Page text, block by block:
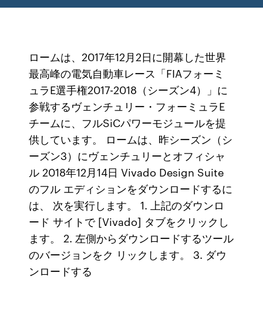
ロームは、2017年12月2日に開幕した世界
最高峰の電気自動車レース「FIAフォーミ
ュラE選手権2017-2018（シーズン4）」に
参戦するヴェンチュリー・フォーミュラE
チームに、フルSiCパワーモジュールを提
供しています。 ロームは、昨シーズン（シ
ーズン3）にヴェンチュリーとオフィシャ
ル 2018年12月14日 Vivado Design Suite
のフル エディションをダウンロードするに
は、 次を実行します。 1. 上記のダウンロ
ード サイトで [Vivado] タブをクリックし
ます。 2. 左側からダウンロードするツール
のバージョンをク リックします。 3. ダウ
ンロードする